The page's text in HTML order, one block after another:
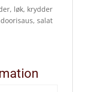
løk, krydder
salat